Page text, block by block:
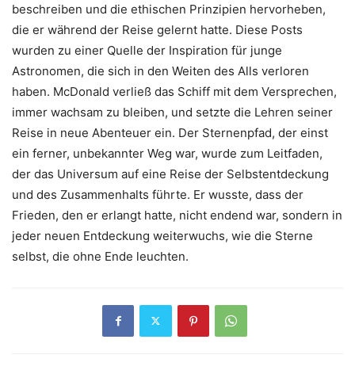
beschreiben und die ethischen Prinzipien hervorheben,
die er während der Reise gelernt hatte. Diese Posts
wurden zu einer Quelle der Inspiration für junge
Astronomen, die sich in den Weiten des Alls verloren
haben. McDonald verließ das Schiff mit dem Versprechen,
immer wachsam zu bleiben, und setzte die Lehren seiner
Reise in neue Abenteuer ein. Der Sternenpfad, der einst
ein ferner, unbekannter Weg war, wurde zum Leitfaden,
der das Universum auf eine Reise der Selbstentdeckung
und des Zusammenhalts führte. Er wusste, dass der
Frieden, den er erlangt hatte, nicht endend war, sondern in
jeder neuen Entdeckung weiterwuchs, wie die Sterne
selbst, die ohne Ende leuchten.